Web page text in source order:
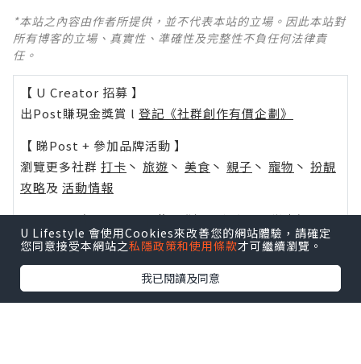
*本站之內容由作者所提供，並不代表本站的立場。因此本站對
所有博客的立場、真實性、準確性及完整性不負任何法律責
任。
【 U Creator 招募 】
出Post賺現金獎賞 l 登記《社群創作有價企劃》
【 睇Post + 參加品牌活動 】
瀏覽更多社群 打卡 丶 旅遊 丶 美食 丶 親子 丶 寵物 丶 扮靚
攻略及 活動情報
U Blog開咗WhatsApp啦！發掘更多吃喝玩樂資訊！
Follow 我哋！
U Lifestyle 會使用Cookies來改善您的網站體驗，請確定
您同意接受本網站之私隱政策和使用條款才可繼續瀏覽。
我已閱讀及同意